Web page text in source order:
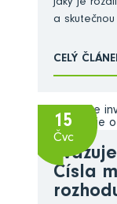
jaký je
a
CELÝ
15
Čvc
Čísla